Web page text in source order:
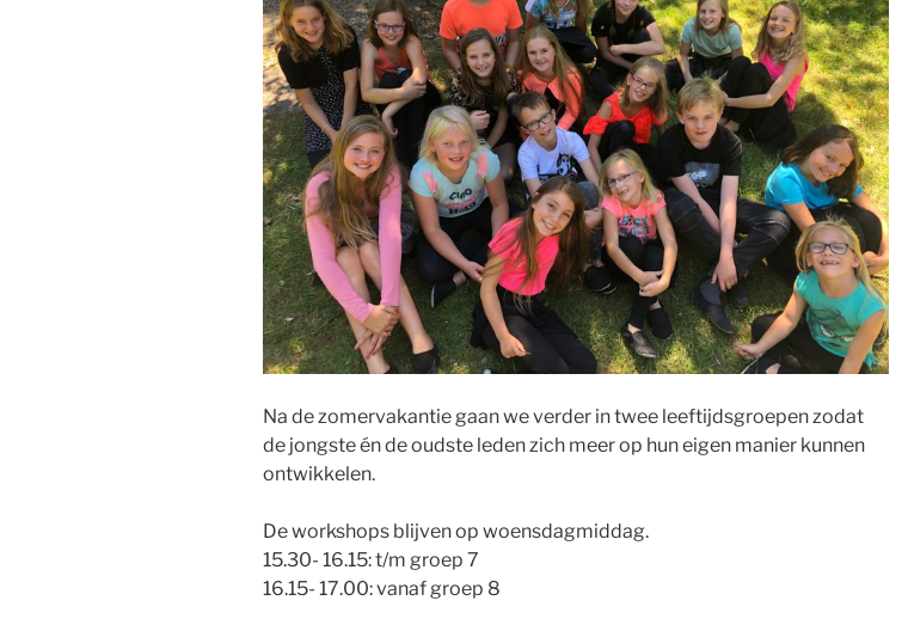
Na de zomervakantie gaan we verder in twee leeftijdsgroepen zodat
de jongste én de oudste leden zich meer op hun eigen manier kunnen
ontwikkelen.
De workshops blijven op woensdagmiddag.
15.30- 16.15: t/m groep 7
16.15- 17.00: vanaf groep 8